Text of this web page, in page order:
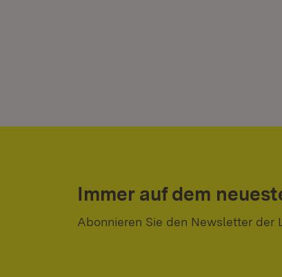
Immer auf dem
Abonnieren Sie den Newsletter der